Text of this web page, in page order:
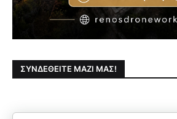
ΣΥΝΔΕΘΕΊΤΕ ΜΑΖΊ ΜΑΣ!